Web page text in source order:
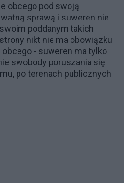
obcego pod swoją
sprawą i suweren nie
poddanym takich
nikt nie ma obowiązku
- suweren ma tylko
swobody poruszania się
po terenach publicznych